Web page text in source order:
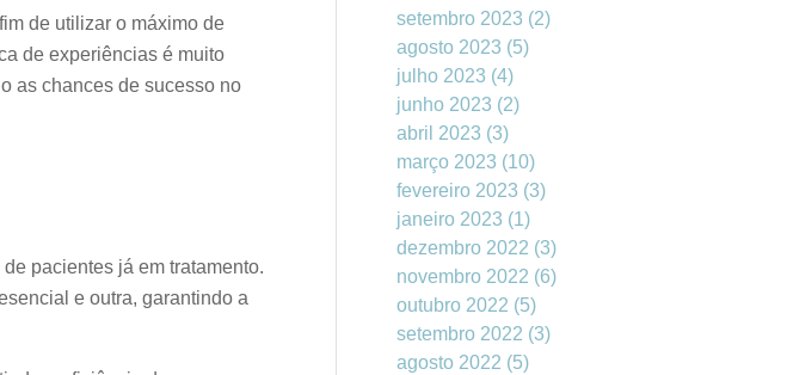
de utilizar o máximo de
de experiências é muito
as chances de sucesso no
pacientes já em tratamento.
e outra, garantindo a
setembro 2023 (2)
agosto 2023 (5)
julho 2023 (4)
junho 2023 (2)
abril 2023 (3)
março 2023 (10)
fevereiro 2023 (3)
janeiro 2023 (1)
dezembro 2022 (3)
novembro 2022 (6)
outubro 2022 (5)
setembro 2022 (3)
agosto 2022 (5)